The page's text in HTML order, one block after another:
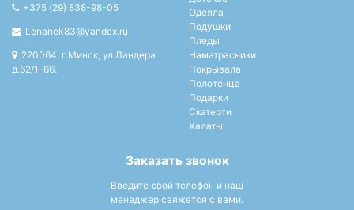
+375 (29) 838-98-05
Lenanek83@yandex.ru
220064, г.Минск, ул.Ландера
д.62/1-66.
Одеяла
Подушки
Пледы
Наматрасники
Покрывала
Полотенца
Подарки
Скатерти
Халаты
Заказать звонок
Введите свой телефон и наш
менеджер свяжется с вами.